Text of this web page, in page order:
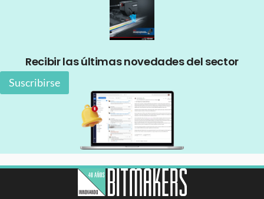
Recibir las últimas novedades del sector
Suscribirse